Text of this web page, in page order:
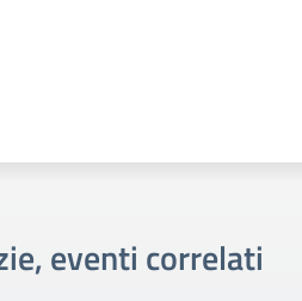
eventi correlati